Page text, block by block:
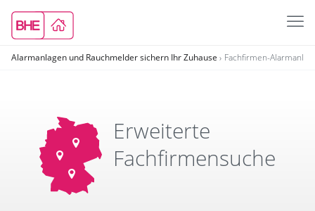
Alarmanlagen und Rauchmelder sichern Ihr Zuhause Fachfirmen-
Erweiterte
Fachfirmensuche